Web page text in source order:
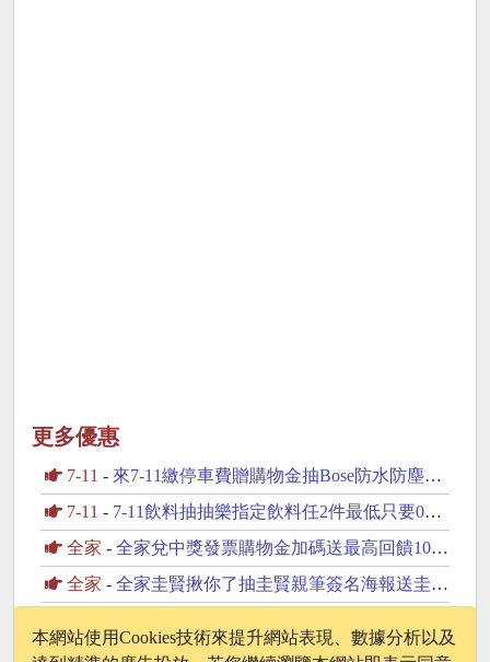
更多優惠
7-11 - 來7-11繳停車費贈購物金抽Bose防水防塵藍芽喇叭
7-11 - 7-11飲料抽抽樂指定飲料任2件最低只要0元起
全家 - 全家兌中獎發票購物金加碼送最高回饋100元購物金
全家 - 全家圭賢揪你了抽圭賢親筆簽名海報送圭賢小卡杯墊
本網站使用Cookies技術來提升網站表現、數據分析以及